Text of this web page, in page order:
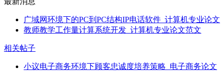
广域网环境下的PC到PC结构IP电话软件_计算机专业论文
教师教学工作量计算系统开发_计算机专业论文范文
相关帖子
小议电子商务环境下顾客忠诚度培养策略_电子商务论文